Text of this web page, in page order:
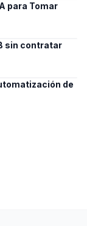
para Tomar
sin contratar
de